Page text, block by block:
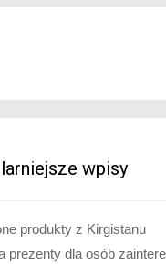
wpisy
produkty z Kirgistanu
prezenty dla osób